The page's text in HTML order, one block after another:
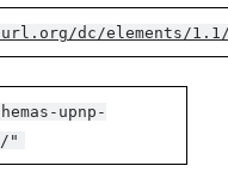
dc/elements/
upnp-
"